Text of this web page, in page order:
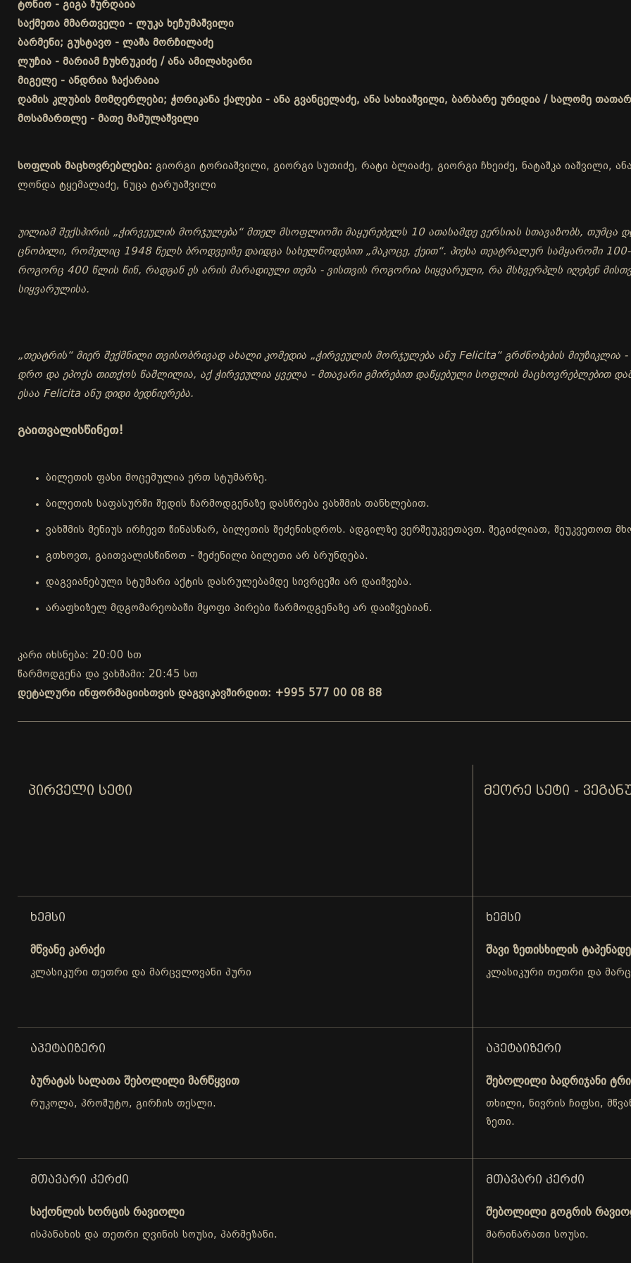
ტონიო - გიგა შურღაია
საქმეთა მმართველი - ლუკა ხეჩუმაშვილი
ბარმენი; გუსტავო - ლაშა მორჩილაძე
ლუჩია - მარიამ ჩუხრუკიძე / ანა ამილახვარი
მიგელე - ანდრია ზაქარაია
ღამის კლუბის მომღერლები; ჭორიკანა ქალები - ანა გვანცელაძე, ანა სახიაშვილი, ბარბარე ურიდია / სალომე
მოსამართლე - მათე მამულაშვილი
სოფლის მაცხოვრებლები: გიორგი ტორიაშვილი, გიორგი სუთიძე, რატი ბლიაძე, გიორგი ჩხეიძე, ნატაშკა იაშვილი,
ლონდა ტყემალაძე, ნუცა ტარუაშვილი
უილიამ შექსპირის „ჭირვეულის მორჯულება“ მთელ მსოფლიოში მაყურებელს 10 ათასამდე ვერსიას სთავაზობს, თუმცა
ცნობილი, რომელიც 1948 წელს ბროდვეიზე დაიდგა სახელწოდებით „მაკოცე, ქეით“. პიესა თეატრალურ სამყაროში 100-
როგორც 400 წლის წინ, რადგან ეს არის მარადიული თემა - ვისთვის როგორია სიყვარული, რა მსხვერპლს იღებენ
სიყვარულისა.
„თეატრის“ მიერ შექმნილი თვისობრივად ახალი კომედია „ჭირვეულის მორჯულება ანუ Felicita“ გრძნობების მიუზიკლია
დრო და ეპოქა თითქოს წაშლილია, აქ ჭირვეულია ყველა - მთავარი გმირებით დაწყებული სოფლის მაცხოვრებლებით
ესაა Felicita ანუ დიდი ბედნიერება.
გაითვალისწინეთ!
ბილეთის ფასი მოცემულია ერთ სტუმარზე.
ბილეთის საფასურში შედის წარმოდგენაზე დასწრება ვახშმის თანხლებით.
ვახშმის მენიუს ირჩევთ წინასწარ, ბილეთის შეძენისდროს. ადგილზე ვერშეუკვეთავთ. შეგიძლიათ,
გთხოვთ, გაითვალისწინოთ - შეძენილი ბილეთი არ ბრუნდება.
დაგვიანებული სტუმარი აქტის დასრულებამდე სივრცეში არ დაიშვება.
არაფხიზელ მდგომარეობაში მყოფი პირები წარმოდგენაზე არ დაიშვებიან.
კარი იხსნება: 20:00 სთ
წარმოდგენა და ვახშამი: 20:45 სთ
დეტალური ინფორმაციისთვის დაგვიკავშირდით: +995 577 00 08 88
ᲞᲘᲠᲕᲔᲚᲘ ᲡᲔᲢᲘ
ᲮᲔᲛᲡᲘ
მწვანე კარაქი
კლასიკური თეთრი და მარცვლოვანი პური
ᲐᲞᲔᲢᲐᲘᲖᲔᲠᲘ
ბურატას სალათა შებოლილი მარწყვით
რუკოლა, პროშუტო, გირჩის თესლი.
ᲛᲗᲐᲕᲐᲠᲘ ᲙᲔᲠᲫᲘ
საქონლის ხორცის რავიოლი
ისპანახის და თეთრი ღვინის სოუსი, პარმეზანი.
ᲛᲔᲝᲠᲔ ᲡᲔᲢᲘ -
ᲮᲔᲛᲡᲘ
შავი ზეთისხილის ტაპენადე
კლასიკური თეთრი და
ᲐᲞᲔᲢᲐᲘᲖᲔᲠᲘ
შებოლილი ბადრიჯანი
თხილი, ნივრის ჩიფსი,
ზეთი.
ᲛᲗᲐᲕᲐᲠᲘ ᲙᲔᲠᲫᲘ
შებოლილი გოგრის
მარინარათი სოუსი.